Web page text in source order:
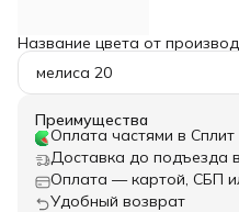
Название цвета от
мелиса 20
Преимущества
Оплата частями в Сплит
Доставка до подъезда
Оплата — картой, СБП
Удобный возврат